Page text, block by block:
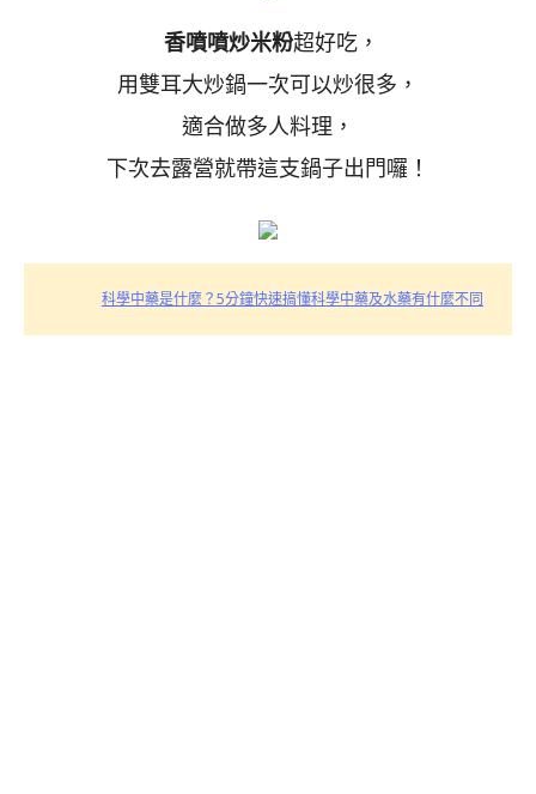
香噴噴炒米粉超好吃，
用雙耳大炒鍋一次可以炒很多，
適合做多人料理，
下次去露營就帶這支鍋子出門囉！
科學中藥是什麼？5分鐘快速搞懂科學中藥及水藥有什麼不同